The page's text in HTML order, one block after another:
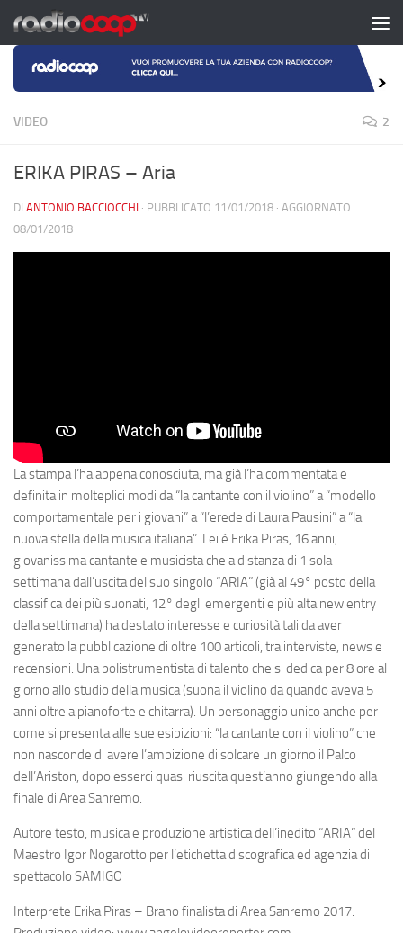
Salta al contenuto
VIDEO 2
ERIKA PIRAS – Aria
DI ANTONIO BACCIOCCHI · PUBBLICATO 11/01/2018 · AGGIORNATO
08/01/2018
La stampa l’ha appena conosciuta, ma già l’ha commentata e
definita in molteplici modi da “la cantante con il violino” a “modello
comportamentale per i giovani” a “l’erede di Laura Pausini” a “la
nuova stella della musica italiana”. Lei è Erika Piras, 16 anni,
giovanissima cantante e musicista che a distanza di 1 sola
settimana dall’uscita del suo singolo “ARIA” (già al 49° posto della
classifica dei più suonati, 12° degli emergenti e più alta new entry
della settimana) ha destato interesse e curiosità tali da aver
generato la pubblicazione di oltre 100 articoli, tra interviste, news e
recensioni. Una polistrumentista di talento che si dedica per 8 ore al
giorno allo studio della musica (suona il violino da quando aveva 5
anni oltre a pianoforte e chitarra). Un personaggio unico anche per
come si presenta alle sue esibizioni: “la cantante con il violino” che
non nasconde di avere l’ambizione di solcare un giorno il Palco
dell’Ariston, dopo esserci quasi riuscita quest’anno giungendo alla
finale di Area Sanremo.
Autore testo, musica e produzione artistica dell’inedito “ARIA” del
Maestro Igor Nogarotto per l’etichetta discografica ed agenzia di
spettacolo SAMIGO
Interprete Erika Piras – Brano finalista di Area Sanremo 2017.